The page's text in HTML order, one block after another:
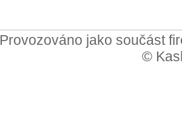
Provozováno jako součást
©